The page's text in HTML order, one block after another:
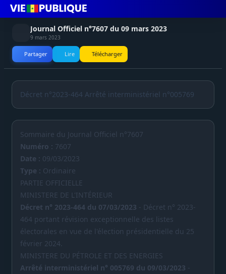
Journal Officiel n°7607 du 09 mars 2023
9 mars 2023
Partager Lire Télécharger
Décret n°2023-464 Arrêté interministériel n°005769
Sommaire du Journal Officiel n°7607
Numéro : 7607
Date : 09/03/2023
Type : Ordinaire
PARTIE OFFICIELLE
MINISTERE DE L'INTÉRIEUR
Décret n° 2023-464 du 07/03/2023 - Décret n° 2023-
464 portant révision exceptionnelle des listes
électorales en vue de l'élection présidentielle du 25
février 2024.
MINISTERE DU PÉTROLE ET DES ENERGIES
Arrêté interministériel n° 005769 du 09/03/2023 -